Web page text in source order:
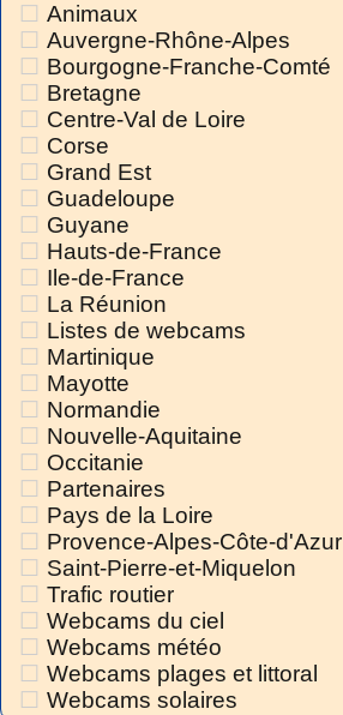
Animaux
Auvergne-Rhône-Alpes
Bourgogne-Franche-Comté
Bretagne
Centre-Val de Loire
Corse
Grand Est
Guadeloupe
Guyane
Hauts-de-France
Ile-de-France
La Réunion
Listes de webcams
Martinique
Mayotte
Normandie
Nouvelle-Aquitaine
Occitanie
Partenaires
Pays de la Loire
Provence-Alpes-Côte-d'Azur
Saint-Pierre-et-Miquelon
Trafic routier
Webcams du ciel
Webcams météo
Webcams plages et littoral
Webcams solaires